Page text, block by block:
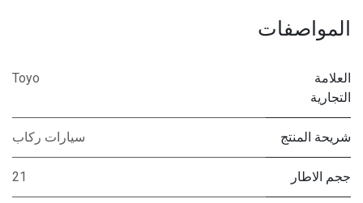
المواصفات
العلامة
التجارية
Toyo
شريحة المنتج سيارات ركاب
ججم الاطار 21